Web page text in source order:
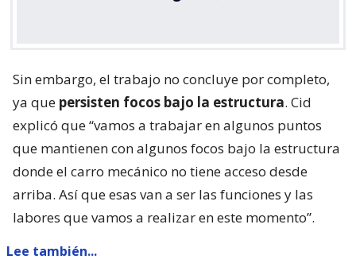
Sin embargo, el trabajo no concluye por completo,
ya que persisten focos bajo la estructura. Cid
explicó que “vamos a trabajar en algunos puntos
que mantienen con algunos focos bajo la estructura
donde el carro mecánico no tiene acceso desde
arriba. Así que esas van a ser las funciones y las
labores que vamos a realizar en este momento”.
Lee también...